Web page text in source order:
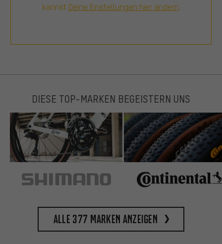
kannst Deine Einstellungen hier ändern.
DIESE TOP-MARKEN BEGEISTERN UNS
Alle 377 Marken anzeigen
Passendere Angebote
besser zu erkennen und Dir relevante Produkte und Tipps zu